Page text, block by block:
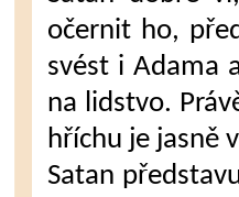
očernit ho,
svést i Adama
na lidstvo.
hříchu je jasně
Satan